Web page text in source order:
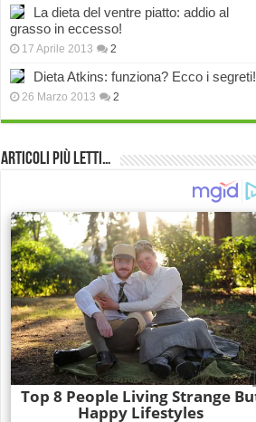
La dieta del ventre piatto: addio al
grasso in eccesso!
17 Aprile 2013 2
Dieta Atkins: funziona? Ecco i segreti!
26 Marzo 2013 2
Articoli più Letti…